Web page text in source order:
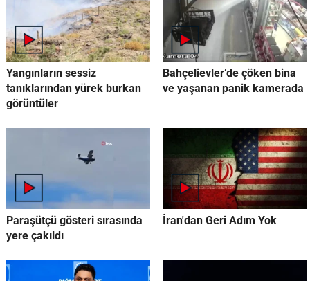
Yangınların sessiz
tanıklarından yürek burkan
görüntüler
Bahçelievler’de çöken bina
ve yaşanan panik kamerada
Paraşütçü gösteri sırasında
yere çakıldı
İran'dan Geri Adım Yok